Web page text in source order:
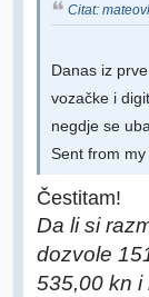
Citat:
Danas iz
vozačke i
negdje se
Sent from
Čestitam!
Da li si
dozvole
535,00 kn i